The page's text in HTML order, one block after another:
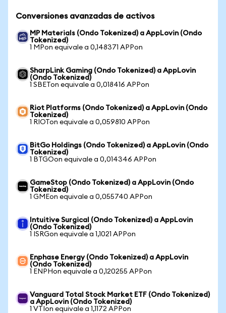
Conversiones avanzadas de activos
MP Materials (Ondo Tokenized) a AppLovin (Ondo
Tokenized)
1 MPon equivale a 0,148371 APPon
SharpLink Gaming (Ondo Tokenized) a AppLovin
(Ondo Tokenized)
1 SBETon equivale a 0,018416 APPon
Riot Platforms (Ondo Tokenized) a AppLovin (Ondo
Tokenized)
1 RIOTon equivale a 0,059810 APPon
BitGo Holdings (Ondo Tokenized) a AppLovin (Ondo
Tokenized)
1 BTGOon equivale a 0,014346 APPon
GameStop (Ondo Tokenized) a AppLovin (Ondo
Tokenized)
1 GMEon equivale a 0,055740 APPon
Intuitive Surgical (Ondo Tokenized) a AppLovin
(Ondo Tokenized)
1 ISRGon equivale a 1,1021 APPon
Enphase Energy (Ondo Tokenized) a AppLovin
(Ondo Tokenized)
1 ENPHon equivale a 0,120255 APPon
Vanguard Total Stock Market ETF (Ondo Tokenized)
a AppLovin (Ondo Tokenized)
1 VTIon equivale a 1,1172 APPon